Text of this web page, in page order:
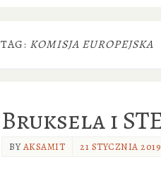
TAG: KOMISJA EUROPEJSKA
Bruksela i
BYAKSAMIT 21 STYCZNIA 2019